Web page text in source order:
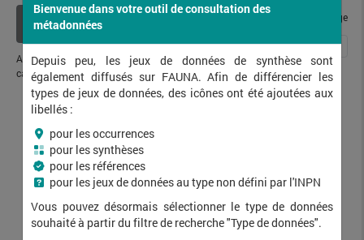
Afficher / cacher les
colonnes
Affichage de 1à10 sur 2394
cadre(s) d'acquisition
cadres d'acquisition / page
1 2 3 4 5 ... 240
Libellé
Saisie de données
indépendants sur la
plateforme de l'Observatoire
FAUNA
Bienvenue dans votre outil de consultation des
métadonnées
Depuis peu, les jeux de données de synthèse sont
également diffusés sur FAUNA. Afin de différencier les
types de jeux de données, des icônes ont été ajoutées aux
libellés :
pour les occurrences
pour les synthèses
pour les références
pour les jeux de données au type non défini par l'INPN
Vous pouvez désormais sélectionner le type de données
souhaité à partir du filtre de recherche "Type de données".